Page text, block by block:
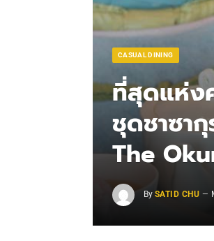
CASUAL DINING
ที่สุดแห่ง
ชุดชาซา
The
By SATID CHU